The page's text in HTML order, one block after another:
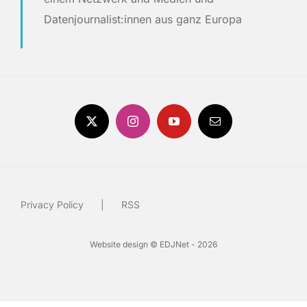
Datenjournalist:innen aus ganz Europa
Privacy Policy RSS
Website design © EDJNet - 2026